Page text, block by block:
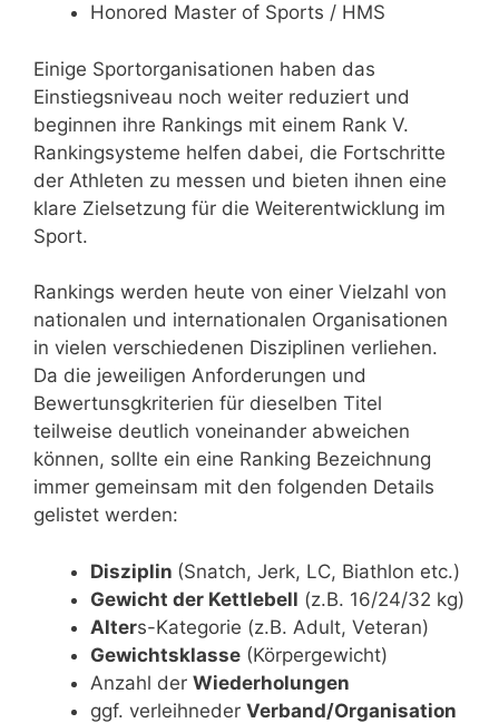
Honored Master of Sports / HMS
Einige Sportorganisationen haben das
Einstiegsniveau noch weiter reduziert und
beginnen ihre Rankings mit einem Rank V.
Rankingsysteme helfen dabei, die Fortschritte
der Athleten zu messen und bieten ihnen eine
klare Zielsetzung für die Weiterentwicklung im
Sport.
Rankings werden heute von einer Vielzahl von
nationalen und internationalen Organisationen
in vielen verschiedenen Disziplinen verliehen.
Da die jeweiligen Anforderungen und
Bewertunsgkriterien für dieselben Titel
teilweise deutlich voneinander abweichen
können, sollte ein eine Ranking Bezeichnung
immer gemeinsam mit den folgenden Details
gelistet werden:
Disziplin (Snatch, Jerk, LC, Biathlon etc.)
Gewicht der Kettlebell (z.B. 16/24/32 kg)
Alters-Kategorie (z.B. Adult, Veteran)
Gewichtsklasse (Körpergewicht)
Anzahl der Wiederholungen
ggf. verleihneder Verband/Organisation